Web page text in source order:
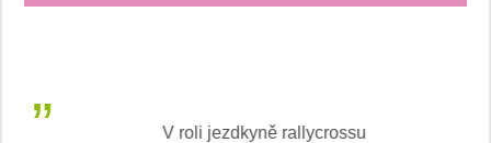
V roli jezdkyně rallycrossu